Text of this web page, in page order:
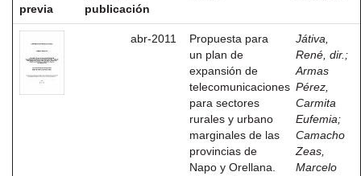
previa
publicación
abr-2011
Propuesta para
un plan de
expansión de
telecomunicaciones
para sectores
rurales y urbano
marginales de las
provincias de
Napo y Orellana.
Játiva,
René, dir. ;
Armas
Pérez,
Carmita
Eufemia;
Camacho
Zeas,
Marcelo